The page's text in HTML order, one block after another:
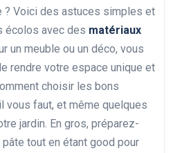
? Voici des astuces simples et
écolos avec des matériaux
un meuble ou un déco, vous
rendre votre espace unique et
choisir les bons
vous faut, et même quelques
jardin. En gros, préparez-
tout en étant good pour